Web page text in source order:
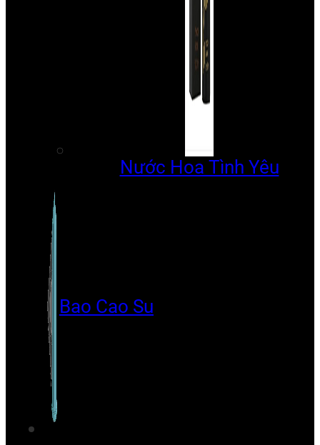
Nước Hoa Tình Yêu
Bao Cao Su